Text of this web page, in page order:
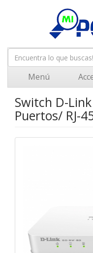
Menú
Switch D-
Puertos/ RJ-